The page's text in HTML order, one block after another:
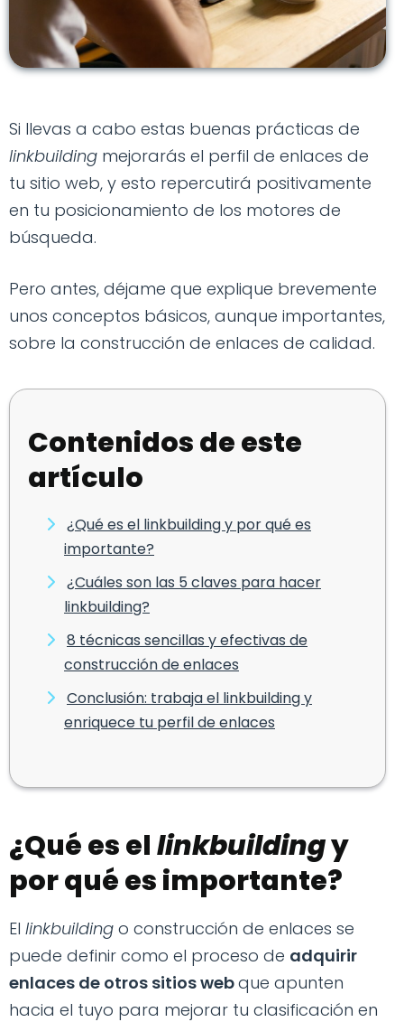
Si llevas a cabo estas buenas prácticas de
linkbuilding mejorarás el perfil de enlaces de
tu sitio web, y esto repercutirá positivamente
en tu posicionamiento de los motores de
búsqueda.
Pero antes, déjame que explique brevemente
unos conceptos básicos, aunque importantes,
sobre la construcción de enlaces de calidad.
Contenidos de este
artículo
¿Qué es el linkbuilding y por qué es
importante?
¿Cuáles son las 5 claves para hacer
linkbuilding?
8 técnicas sencillas y efectivas de
construcción de enlaces
Conclusión: trabaja el linkbuilding y
enriquece tu perfil de enlaces
¿Qué es ellinkbuildingy
por qué es importante?
El linkbuilding o construcción de enlaces se
puede definir como el proceso de adquirir
enlaces de otros sitios webque apunten
hacia el tuyo para mejorar tu clasificación en